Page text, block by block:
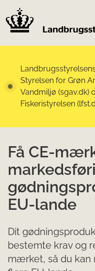
Styrelsen for Grøn
Vandmiljø (sgav.dk)
Fiskeristyrelsen
Få CE-
EU-lande
Dit
bestemte krav og
mærket, så du kan